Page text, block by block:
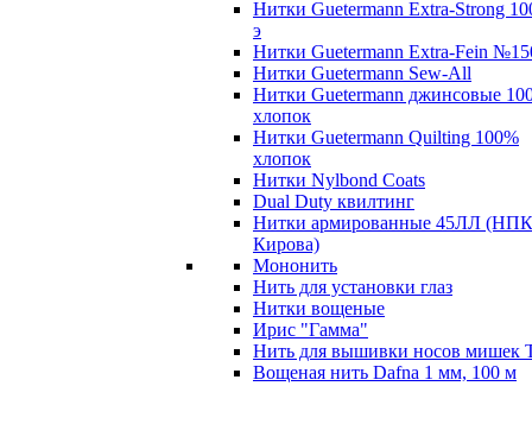
Нитки Guetermann Extra-Strong
э
Нитки Guetermann Extra-Fein
Нитки Guetermann Sew-All
Нитки Guetermann джинсовые
хлопок
Нитки Guetermann Quilting 100%
хлопок
Нитки Nylbond Coats
Dual Duty квилтинг
Нитки армированные 45ЛЛ
Кирова)
Мононить
Нить для установки глаз
Нитки вощеные
Ирис "Гамма"
Нить для вышивки носов мишек
Вощеная нить Dafna 1 мм, 100 м